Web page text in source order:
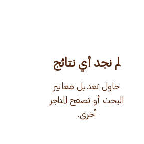
لم نجد أي نتائج
حاول تعديل معايير
البحث أو تصفح المتاجر
أخرى.